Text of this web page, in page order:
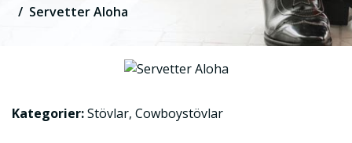
Servetter Aloha
Kategorier:Stövlar, Cowboystövlar